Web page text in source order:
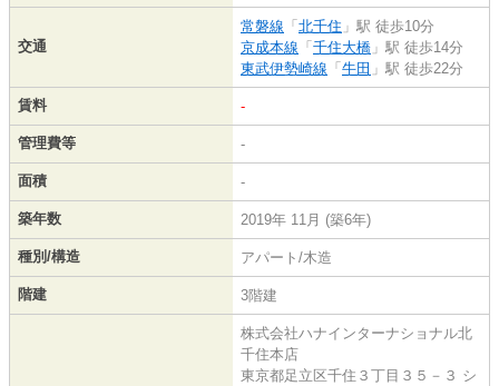
交通
常磐線 「北千住 」駅 徒歩10分
京成本線 「千住大橋 」駅 徒歩14分
東武伊勢崎線 「牛田 」駅 徒歩22分
賃料 -
管理費等 -
面積 -
築年数 2019年 11月 (築6年)
種別/構造 アパート/木造
階建 3階建
株式会社ハナインターナショナル北
千住本店
東京都足立区千住３丁目３５－３ シ